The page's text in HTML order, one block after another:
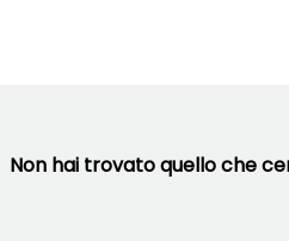
Non hai trovato quello che